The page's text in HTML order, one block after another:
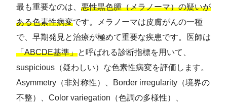
最も重要なのは、 悪性黒色腫（メラノーマ）の疑いが
ある色素性病変です。メラノーマは皮膚がんの一種
で、早期発見と治療が極めて重要な疾患です。医師は
「ABCDE基準」と呼ばれる診断指標を用いて、
suspicious（疑わしい）な色素性病変を評価します。
Asymmetry（非対称性）、Border irregularity（境界の
不整）、Color variegation（色調の多様性）、